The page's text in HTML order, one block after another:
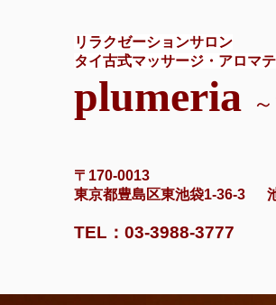
リラクゼーションサロン
タイ古式マッサージ・アロマ
plumeria
〒170-0013
東京都豊島区東池袋1-36-
TEL：03-3988-3777